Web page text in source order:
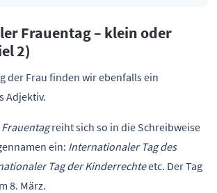
Frauentag – klein oder
2)
der Frau finden wir ebenfalls ein
Adjektiv.
reiht sich so in die Schreibweise
ein: Internationaler Tag des
Tag der Kinderrechteetc. Der Tag
8. März.